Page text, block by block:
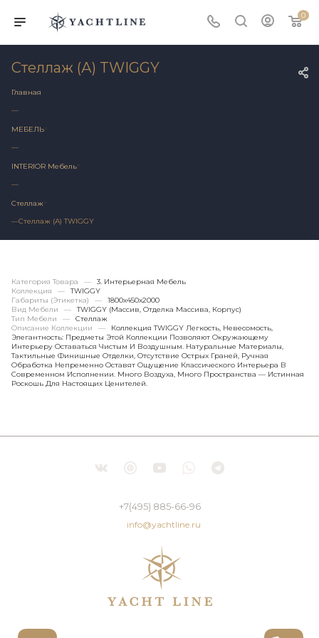
0
Стеллаж (А) TWIGGY
Главная
—
МЕБЕЛЬ
—
INTERIOR Мебель
—
Стеллаж
—Стеллаж (А) TWIGGY
Категория Товара —
3. Интерьерная Мебель
Коллекция
—
TWIGGY
Габариты (этикетка)
—
1800х450x2000
Вид Мебели
—
TWIGGY (массив, Отделка Массива, Корпус)
Тип Мебели
—
Стеллаж
Описание Коллекции
—
Коллекция TWIGGY Легкость, Невесомость,
Элегантность: Предметы Этой Коллекции Позволяют Окружающему
Интерьеру Оставаться Чистым И Воздушным. Натуральные Материалы,
Тактильные Финишные Отделки, Отсутствие Острых Граней, Ручная
Обработка Непременно Оставят Ощущение Классического Интерьера В
Современном Исполнении. Много Воздуха, Много Пространства — Истинная
Роскошь Для Настоящих Ценителей.
+7(495) 885-66-96
info@yachtline.ru